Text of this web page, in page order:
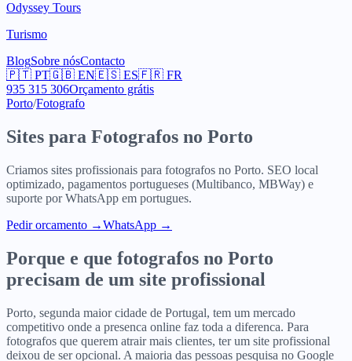
Odyssey Tours
Turismo
BlogSobre nósContacto
🇵🇹 PT🇬🇧 EN🇪🇸 ES🇫🇷 FR
935 315 306Orçamento grátis
Porto/Fotografo
Sites para Fotografos no Porto
Criamos sites profissionais para fotografos no Porto. SEO local
optimizado, pagamentos portugueses (Multibanco, MBWay) e
suporte por WhatsApp em portugues.
Pedir orcamento →WhatsApp →
Porque e que fotografos no Porto
precisam de um site profissional
Porto, segunda maior cidade de Portugal, tem um mercado
competitivo onde a presenca online faz toda a diferenca. Para
fotografos que querem atrair mais clientes, ter um site profissional
deixou de ser opcional. A maioria das pessoas pesquisa no Google